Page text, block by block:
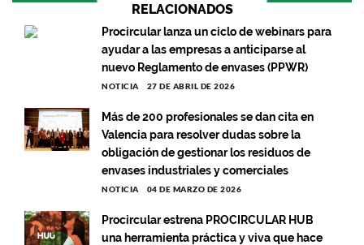
RELACIONADOS
Procircular lanza un ciclo de webinars para
ayudar a las empresas a anticiparse al
nuevo Reglamento de envases (PPWR)
NOTICIA 27 DE ABRIL DE 2026
Más de 200 profesionales se dan cita en
Valencia para resolver dudas sobre la
obligación de gestionar los residuos de
envases industriales y comerciales
NOTICIA 04 DE MARZO DE 2026
Procircular estrena PROCIRCULAR HUB
una herramienta práctica y viva que hace